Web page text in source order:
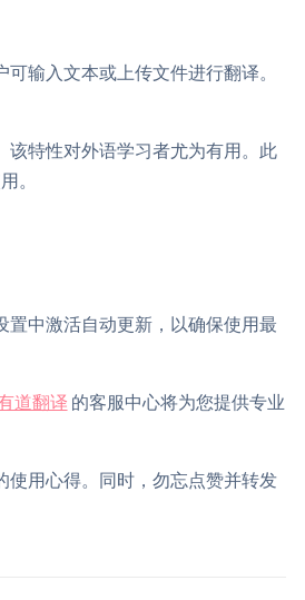
输入文本或上传文件进行翻译。
特性对外语学习者尤为有用。此
。
置中激活自动更新，以确保使用最
道翻译 的客服中心将为您提供专业
使用心得。同时，勿忘点赞并转发